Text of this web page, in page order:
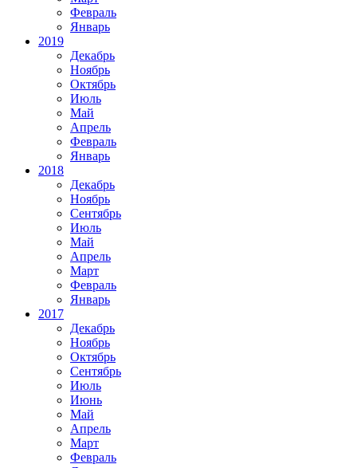
Февраль
Январь
2019
Декабрь
Ноябрь
Октябрь
Июль
Май
Апрель
Февраль
Январь
2018
Декабрь
Ноябрь
Сентябрь
Июль
Май
Апрель
Март
Февраль
Январь
2017
Декабрь
Ноябрь
Октябрь
Сентябрь
Июль
Июнь
Май
Апрель
Март
Февраль